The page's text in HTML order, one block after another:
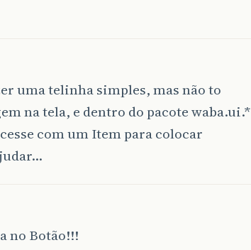
uma telinha simples, mas não to
na tela, e dentro do pacote waba.ui.*
com um Item para colocar
no Botão!!!